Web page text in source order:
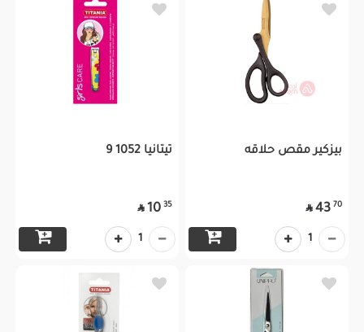
بيزكير مقص حلاقه
70
43

1
تيتانيا 1052 9
35
10

1